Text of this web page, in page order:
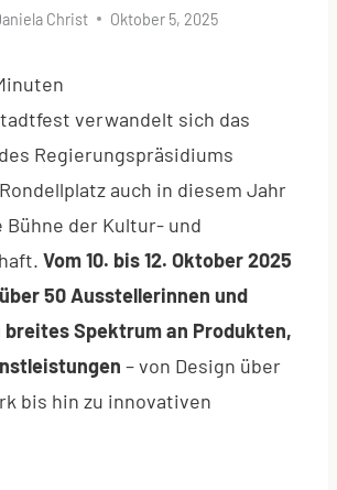
Christ Oktober 5, 2025
verwandelt sich das
Regierungspräsidiums
auch in diesem Jahr
der Kultur- und
Vom 10. bis 12. Oktober 2025
50 Ausstellerinnen und
Spektrum an Produkten,
– von Design über
bis hin zu innovativen